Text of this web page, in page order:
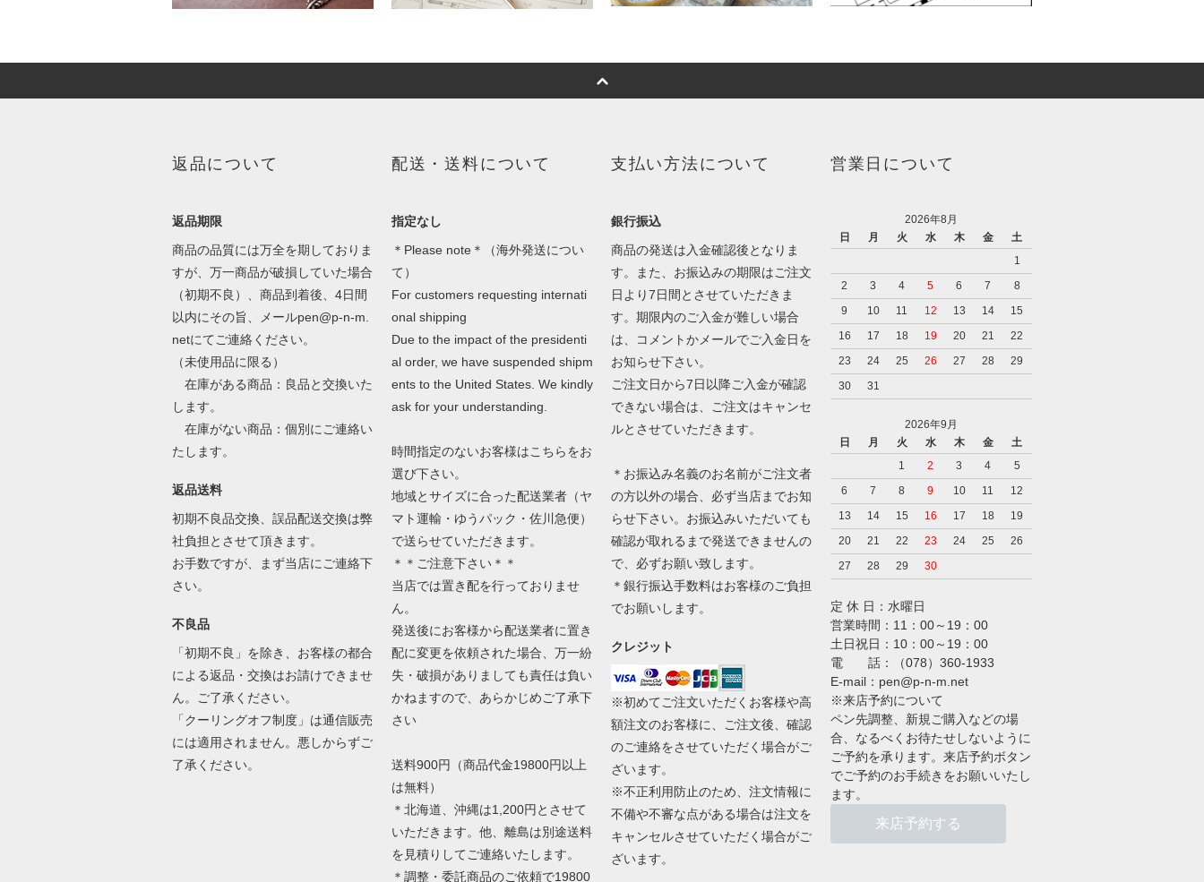
返品について
返品期限
商品の品質には万全を期しておりま
すが、万一商品が破損していた場合
（初期不良）、商品到着後、4日間
以内にその旨、メールpen@p-n-m.
netにてご連絡ください。
（未使用品に限る）
在庫がある商品：良品と交換いた
します。
在庫がない商品：個別にご連絡い
たします。
返品送料
初期不良品交換、誤品配送交換は弊
社負担とさせて頂きます。
お手数ですが、まず当店にご連絡下
さい。
不良品
「初期不良」を除き、お客様の都合
による返品・交換はお請けできませ
ん。ご了承ください。
「クーリングオフ制度」は通信販売
には適用されません。悪しからずご
了承ください。
配送・送料について
指定なし
＊Please note＊（海外発送につい
て）
For customers requesting internati
onal shipping
Due to the impact of the presidenti
al order, we have suspended shipm
ents to the United States. We kindly
ask for your understanding.
時間指定のないお客様はこちらをお
選び下さい。
地域とサイズに合った配送業者（ヤ
マト運輸・ゆうパック・佐川急便）
で送らせていただきます。
＊＊ご注意下さい＊＊
当店では置き配を行っておりませ
ん。
発送後にお客様から配送業者に置き
配に変更を依頼された場合、万一紛
失・破損がありましても責任は負い
かねますので、あらかじめご了承下
さい
送料900円（商品代金19800円以上
は無料）
＊北海道、沖縄は1,200円とさせて
いただきます。他、離島は別途送料
を見積りしてご連絡いたします。
＊調整・委託商品のご依頼で19800
支払い方法について
銀行振込
商品の発送は入金確認後となりま
す。また、お振込みの期限はご注文
日より7日間とさせていただきま
す。期限内のご入金が難しい場合
は、コメントかメールでご入金日を
お知らせ下さい。
ご注文日から7日以降ご入金が確認
できない場合は、ご注文はキャンセ
ルとさせていただきます。
＊お振込み名義のお名前がご注文者
の方以外の場合、必ず当店までお知
らせ下さい。お振込みいただいても
確認が取れるまで発送できませんの
で、必ずお願い致します。
＊銀行振込手数料はお客様のご負担
でお願いします。
クレジット
※初めてご注文いただくお客様や高
額注文のお客様に、ご注文後、確認
のご連絡をさせていただく場合がご
ざいます。
※不正利用防止のため、注文情報に
不備や不審な点がある場合は注文を
キャンセルさせていただく場合がご
ざいます。
営業日について
2026年8月
日
月 火 水 木 金
土
1
2
3 4 5 6 7
8
9
10 11 12 13 14
15
16
17 18 19 20 21
22
23
24 25 26 27 28
29
30
31
2026年9月
日
月 火 水 木 金
土
1
2 3 4
5
6
7 8 9 10 11
12
13
14 15 16 17 18
19
20
21 22 23 24 25
26
27
28 29 30
定 休 日：水曜日
営業時間：11：00～19：00
土日祝日：10：00～19：00
電 話：（078）360-1933
E-mail：pen@p-n-m.net
※来店予約について
ペン先調整、新規ご購入などの場
合、なるべくお待たせしないように
ご予約を承ります。来店予約ボタン
でご予約のお手続きをお願いいたし
ます。
来店予約する